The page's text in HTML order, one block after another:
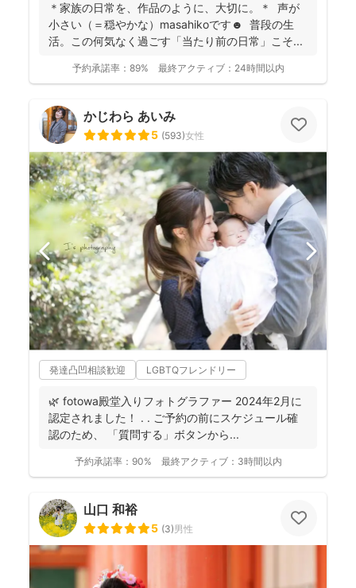
＊家族の日常を、作品のように、大切に。＊ 声が
小さい（＝穏やかな）masahikoです☻ 普段の生
活。この何気なく過ごす「当たり前の日常」こそ...
予約承諾率： 89% 最終アクティブ： 24時間以内
かじわら あいみ
5 (593)女性
発達凸凹相談歓迎 LGBTQフレンドリー
🌿 fotowa殿堂入りフォトグラファー 2024年2月に
認定されました！ . . ご予約の前にスケジュール確
認のため、 「質問する」ボタンから...
予約承諾率： 90% 最終アクティブ： 3時間以内
山口 和裕
5 (3)男性